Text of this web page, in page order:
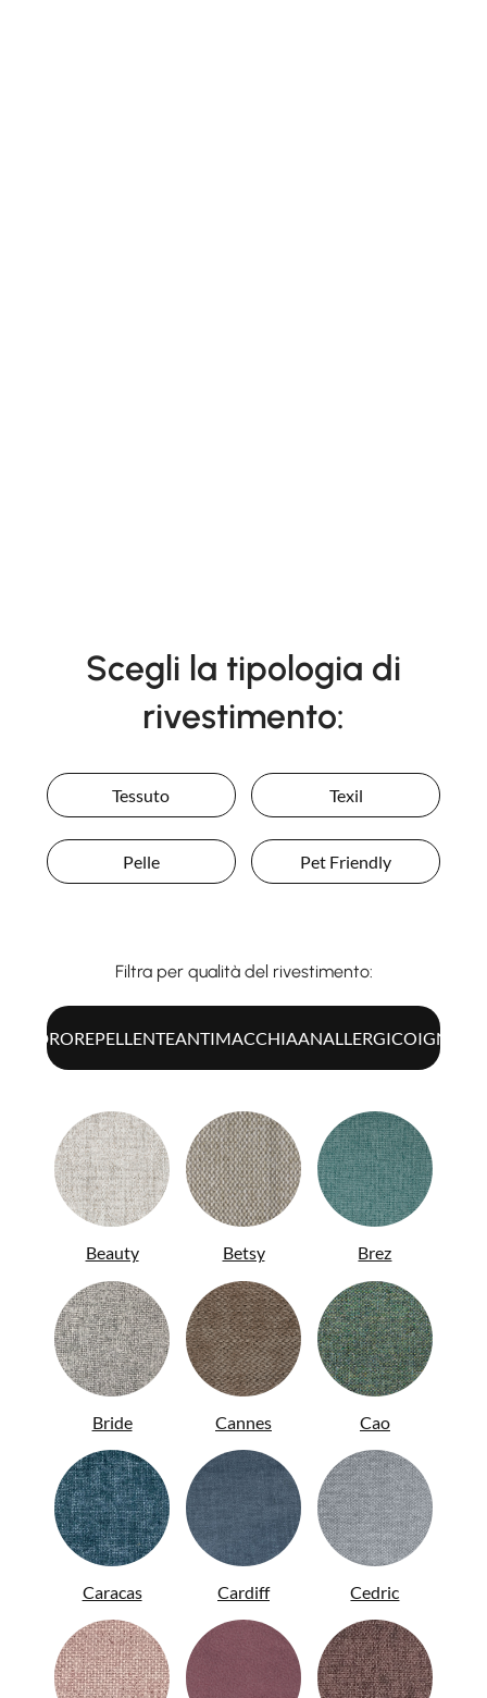
Scegli la tipologia di
rivestimento:
Tessuto Texil
Pelle Pet Friendly
Filtra per qualità del rivestimento:
IDROREPELLENTEANTIMACCHIAANALLERGICO
Beauty Betsy Brez
Bride Cannes Cao
Caracas Cardiff Cedric